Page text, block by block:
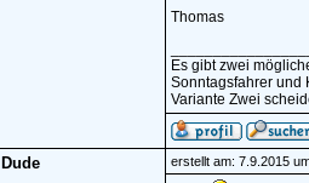
Thomas
Es gibt zwei
Sonntagsfahrer und
Variante Zwei
Dude erstellt am: 7.9.2015